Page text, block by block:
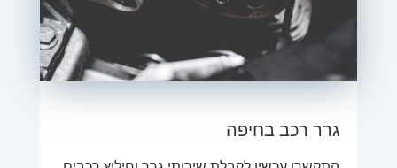
גרר רכב בחיפה